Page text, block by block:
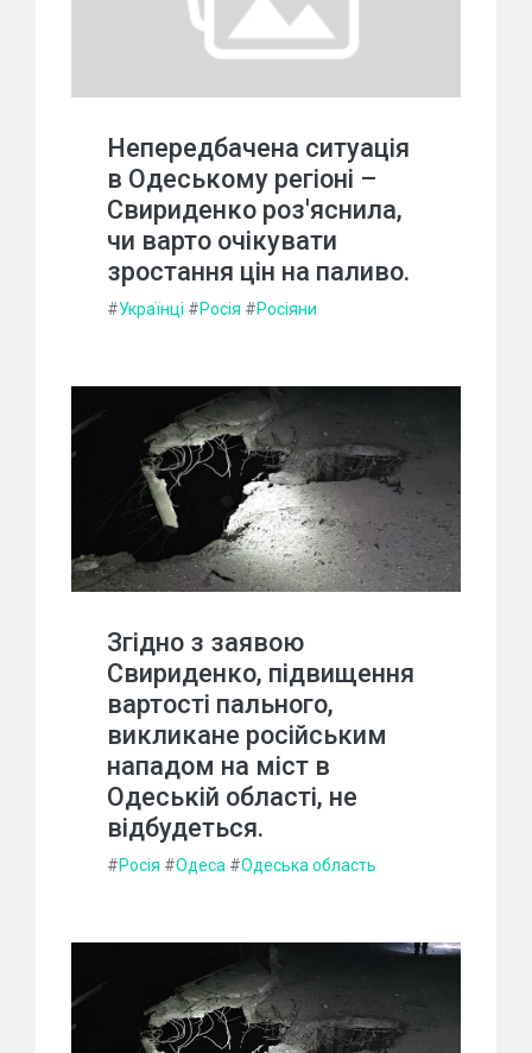
Непередбачена ситуація
в Одеському регіоні –
Свириденко роз'яснила,
чи варто очікувати
зростання цін на паливо.
#Українці #Росія #Росіяни
Згідно з заявою
Свириденко, підвищення
вартості пального,
викликане російським
нападом на міст в
Одеській області, не
відбудеться.
#Росія #Одеса #Одеська область